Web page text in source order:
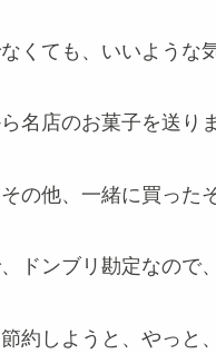
くても、いいような
名店のお菓子を送り
の他、一緒に買った
ドンブリ勘定なので、
約しようと、やっと